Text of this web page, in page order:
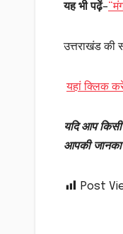
यह भी पढ़ें–
उत्तराखंड की
यहां क्लिक
यदि आप
आपकी
Post